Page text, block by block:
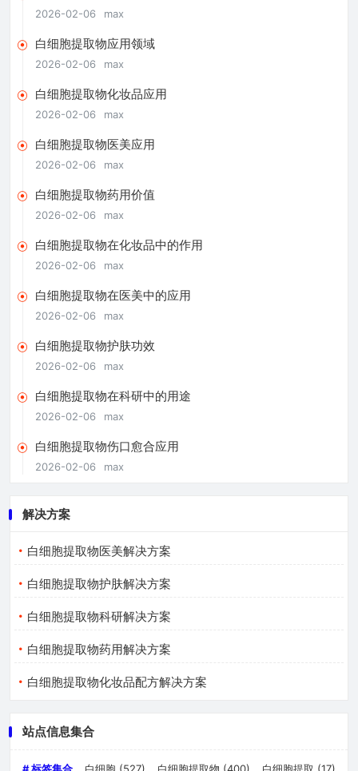
2026-02-06 max
白细胞提取物应用领域
2026-02-06 max
白细胞提取物化妆品应用
2026-02-06 max
白细胞提取物医美应用
2026-02-06 max
白细胞提取物药用价值
2026-02-06 max
白细胞提取物在化妆品中的作用
2026-02-06 max
白细胞提取物在医美中的应用
2026-02-06 max
白细胞提取物护肤功效
2026-02-06 max
白细胞提取物在科研中的用途
2026-02-06 max
白细胞提取物伤口愈合应用
2026-02-06 max
解决方案
白细胞提取物医美解决方案
白细胞提取物护肤解决方案
白细胞提取物科研解决方案
白细胞提取物药用解决方案
白细胞提取物化妆品配方解决方案
站点信息集合
# 标签集合 白细胞 (527) 白细胞提取物 (400) 白细胞提取 (17)